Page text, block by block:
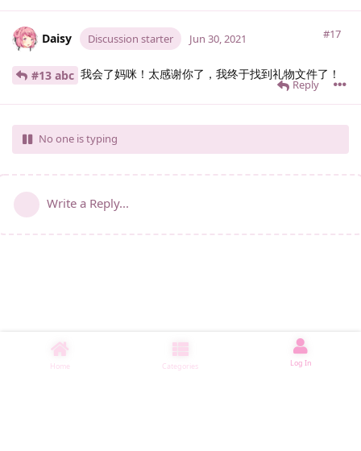
Daisy Discussion starter #17
Jun 30, 2021
#13 abc 我会了妈咪！太感谢你了，我终于找到礼物文件了！
Reply
No one is typing
Write a Reply...
Home Categories Log In